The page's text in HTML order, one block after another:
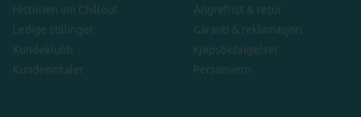
Historien om Chillout
Ledige stillinger
Kundeklubb
Kundeomtaler
Angrefrist & retur
Garanti & reklamasjon
Kjøpsbetingelser
Personvern